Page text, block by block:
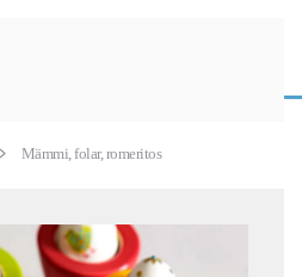
Mämmi, folar, romeritos